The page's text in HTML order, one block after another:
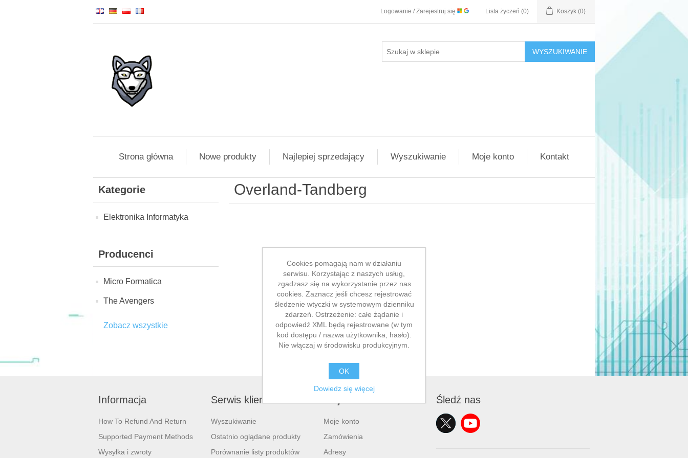
Logowanie / Zarejestruj się Lista życzeń (0) Koszyk (0)
WYSZUKIWANIE
Strona główna Nowe produkty Najlepiej sprzedający Wyszukiwanie Moje konto Kontakt
Kategorie
Elektronika Informatyka
Producenci
Micro Formatica
The Avengers
Zobacz wszystkie
Overland-Tandberg
Informacja
How To Refund And Return
Supported Payment Methods
Wysyłka i zwroty
Serwis klienta
Wyszukiwanie
Ostatnio oglądane produkty
Porównanie listy produktów
Moje konto
Zamówienia
Adresy
Śledź nas
Cookies pomagają nam w działaniu
serwisu. Korzystając z naszych usług,
zgadzasz się na wykorzystanie przez nas
cookies. Zaznacz jeśli chcesz rejestrować
śledzenie wtyczki w systemowym dzienniku
zdarzeń. Ostrzeżenie: całe żądanie i
odpowiedź XML będą rejestrowane (w tym
kod dostępu / nazwa użytkownika, hasło).
Nie włączaj w środowisku produkcyjnym.
OK
Dowiedz się więcej